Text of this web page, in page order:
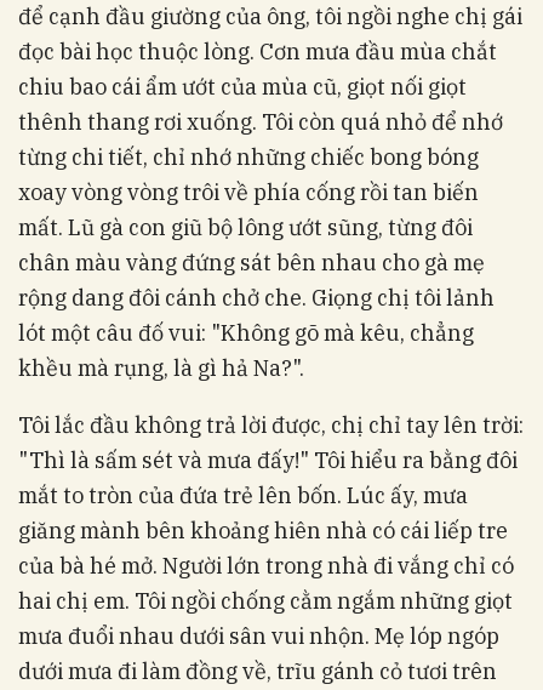
để cạnh đầu giường của ông, tôi ngồi nghe chị gái
đọc bài học thuộc lòng. Cơn mưa đầu mùa chắt
chiu bao cái ẩm ướt của mùa cũ, giọt nối giọt
thênh thang rơi xuống. Tôi còn quá nhỏ để nhớ
từng chi tiết, chỉ nhớ những chiếc bong bóng
xoay vòng vòng trôi về phía cống rồi tan biến
mất. Lũ gà con giũ bộ lông ướt sũng, từng đôi
chân màu vàng đứng sát bên nhau cho gà mẹ
rộng dang đôi cánh chở che. Giọng chị tôi lảnh
lót một câu đố vui: "Không gõ mà kêu, chẳng
khều mà rụng, là gì hả Na?".
Tôi lắc đầu không trả lời được, chị chỉ tay lên trời:
"Thì là sấm sét và mưa đấy!" Tôi hiểu ra bằng đôi
mắt to tròn của đứa trẻ lên bốn. Lúc ấy, mưa
giăng mành bên khoảng hiên nhà có cái liếp tre
của bà hé mở. Người lớn trong nhà đi vắng chỉ có
hai chị em. Tôi ngồi chống cằm ngắm những giọt
mưa đuổi nhau dưới sân vui nhộn. Mẹ lóp ngóp
dưới mưa đi làm đồng về, trĩu gánh cỏ tươi trên